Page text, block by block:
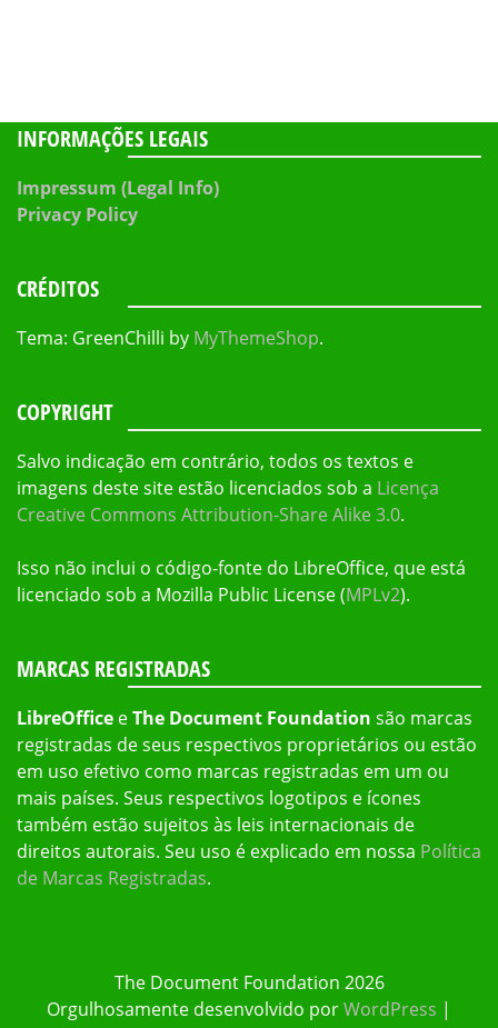
INFORMAÇÕES LEGAIS
Impressum (Legal Info)
Privacy Policy
CRÉDITOS
Tema: GreenChilli by MyThemeShop.
COPYRIGHT
Salvo indicação em contrário, todos os textos e
imagens deste site estão licenciados sob a Licença
Creative Commons Attribution-Share Alike 3.0.
Isso não inclui o código-fonte do LibreOffice, que está
licenciado sob a Mozilla Public License (MPLv2).
MARCAS REGISTRADAS
LibreOffice eThe Document Foundation são marcas
registradas de seus respectivos proprietários ou estão
em uso efetivo como marcas registradas em um ou
mais países. Seus respectivos logotipos e ícones
também estão sujeitos às leis internacionais de
direitos autorais. Seu uso é explicado em nossa Política
de Marcas Registradas.
The Document Foundation 2026
Orgulhosamente desenvolvido porWordPress |